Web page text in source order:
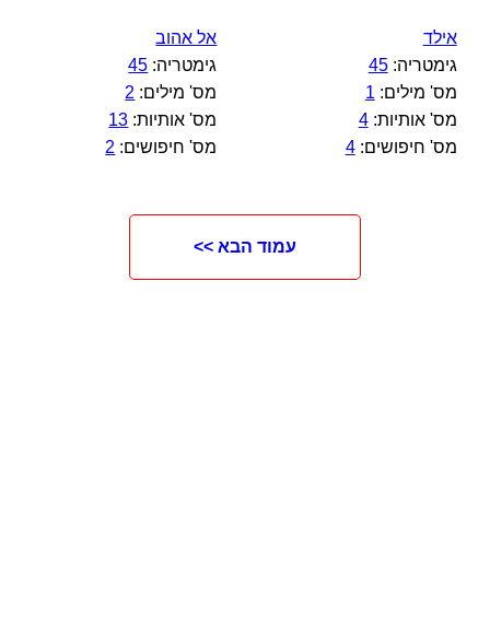
אילד
גימטריה:45
מס' מילים: 1
מס' אותיות:4
מס' חיפושים:4
אל אהוב
גימטריה: 45
מס' מילים: 2
מס' אותיות: 13
מס' חיפושים: 2
עמוד הבא >>